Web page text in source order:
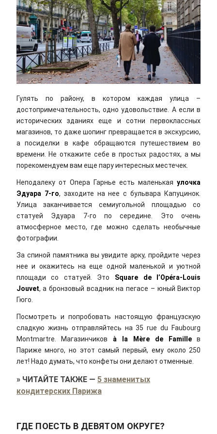
Гулять по району, в котором каждая улица –
достопримечательность, одно удовольствие. А если в
исторических зданиях еще и сотни первоклассных
магазинов, то даже шопинг превращается в экскурсию,
а посиделки в кафе обращаются путешествием во
времени. Не откажите себе в простых радостях, а мы
порекомендуем вам еще пару интересных местечек.
Неподалеку от Опера Гарнье есть маленькаяулочка
Эдуара 7-го, заходите на нее с бульвара Капуцинок.
Улица заканчивается семиугольной площадью со
статуей Эдуара 7-го по середине. Это очень
атмосферное место, где можно сделать необычные
фотографии.
За спиной памятника вы увидите арку, пройдите через
нее и окажитесь на еще одной маленькой и уютной
площади со статуей. Это Square de l’Opéra-Louis
Jouvet, а бронзовый всадник на пегасе – юный Виктор
Гюго.
Посмотреть и попробовать настоящую французскую
сладкую жизнь отправляйтесь на 35 rue du Faubourg
Montmartre. Магазинчиков à la Mère de Familleв
Париже много, но этот самый первый, ему около 250
лет! Надо думать, что конфеты они делают отменные.
» ЧИТАЙТЕ ТАКЖЕ— 5 знаменитых
кондитерских Парижа
ГДЕ ПОЕСТЬ В ДЕВЯТОМ ОКРУГЕ?